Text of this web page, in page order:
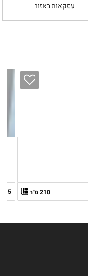
עסקאות באזור
210 מ"ר 5.5